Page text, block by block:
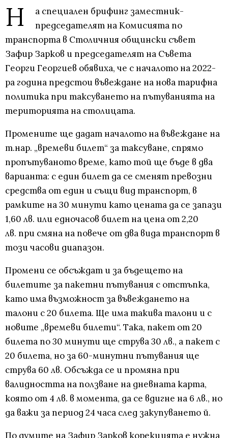
Н
а специален брифинг заместник-
председателят на Комисията по
транспорта в Столичния общински съвет
Зафир Зарков и председателят на Съвета
Георги Георгиев обявиха, че с началото на 2022-
ра година предстои въвеждане на нова тарифна
политика при таксуването на пътуванията на
територията на столицата.
Промените ще дадат началото на въвеждане на
т.нар. „времеви билет“ за таксуване, спрямо
пропътуваното време, като той ще бъде в два
варианта: с един билет да се сменят превозни
средства от един и същи вид транспорт, в
рамките на 30 минути като цената да се запази
1,60 лв. или едночасов билет на цена от 2,20
лв. при смяна на повече от два вида транспорт в
този часови диапазон.
Промени се обсъждат и за бъдещето на
билетите за пакетни пътувания с отстъпка,
като има възможност за въвеждането на
талони с 20 билета. Ще има такива талони и с
новите „времеви билети“. Така, пакет от 20
билета по 30 минути ще струва 30 лв., а пакет с
20 билета, но за 60-минутни пътувания ще
струва 60 лв. Обсъжда се и промяна при
валидността на ползване на дневната карта,
която от 4 лв. в момента, да се вдигне на 6 лв., но
да важи за период 24 часа след закупуването й.
По думите на Зафир Зарков корекцията е нужна